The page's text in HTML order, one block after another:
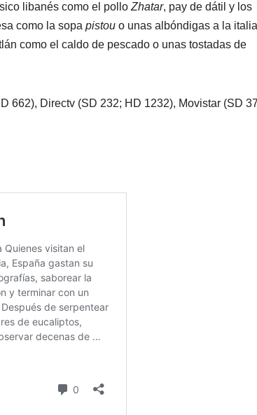
libanés como el pollo Zhatar, pay de dátil y los
como la sopa pistou o unas albóndigas a la
como el caldo de pescado o unas tostadas de
662), Directv (SD 232; HD 1232), Movistar (SD